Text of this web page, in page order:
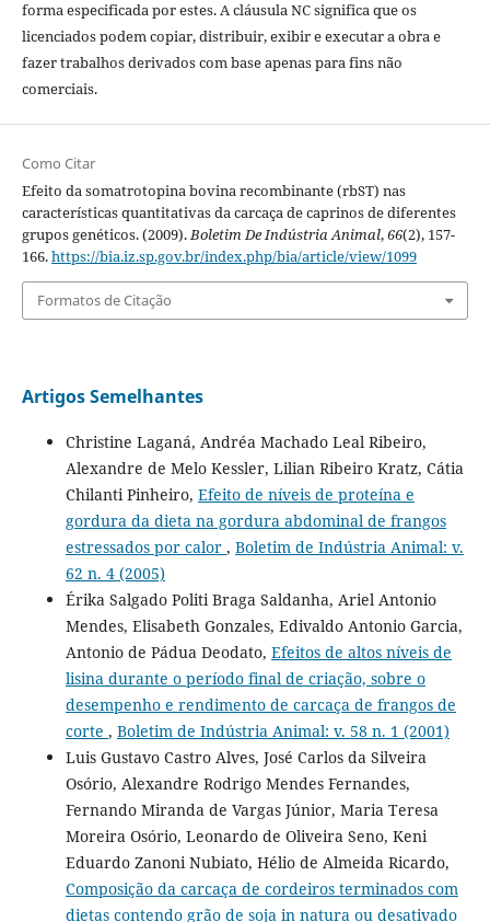
forma especificada por estes. A cláusula NC significa que os
licenciados podem copiar, distribuir, exibir e executar a obra e
fazer trabalhos derivados com base apenas para fins não
comerciais.
Como Citar
Efeito da somatrotopina bovina recombinante (rbST) nas
características quantitativas da carcaça de caprinos de diferentes
grupos genéticos. (2009).Boletim De Indústria Animal,66(2), 157-
166.https://bia.iz.sp.gov.br/index.php/bia/article/view/1099
Formatos de Citação
Artigos Semelhantes
Christine Laganá, Andréa Machado Leal Ribeiro,
Alexandre de Melo Kessler, Lilian Ribeiro Kratz, Cátia
Chilanti Pinheiro, Efeito de níveis de proteína e
gordura da dieta na gordura abdominal de frangos
estressados por calor , Boletim de Indústria Animal: v.
62 n. 4 (2005)
Érika Salgado Politi Braga Saldanha, Ariel Antonio
Mendes, Elisabeth Gonzales, Edivaldo Antonio Garcia,
Antonio de Pádua Deodato, Efeitos de altos níveis de
lisina durante o período final de criação, sobre o
desempenho e rendimento de carcaça de frangos de
corte , Boletim de Indústria Animal: v. 58 n. 1 (2001)
Luis Gustavo Castro Alves, José Carlos da Silveira
Osório, Alexandre Rodrigo Mendes Fernandes,
Fernando Miranda de Vargas Júnior, Maria Teresa
Moreira Osório, Leonardo de Oliveira Seno, Keni
Eduardo Zanoni Nubiato, Hélio de Almeida Ricardo,
Composição da carcaça de cordeiros terminados com
dietas contendo grão de soja in natura ou desativado